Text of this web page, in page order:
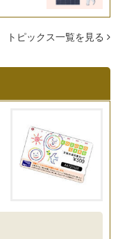
トピックス一覧を見る